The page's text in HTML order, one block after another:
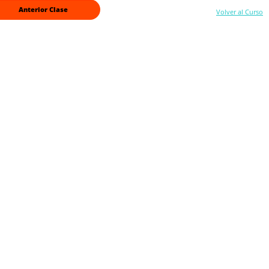
Anterior Clase Volver al Curso